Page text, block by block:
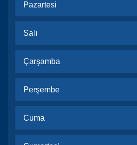
Pazartesi
Salı
Çarşamba
Perşembe
Cuma